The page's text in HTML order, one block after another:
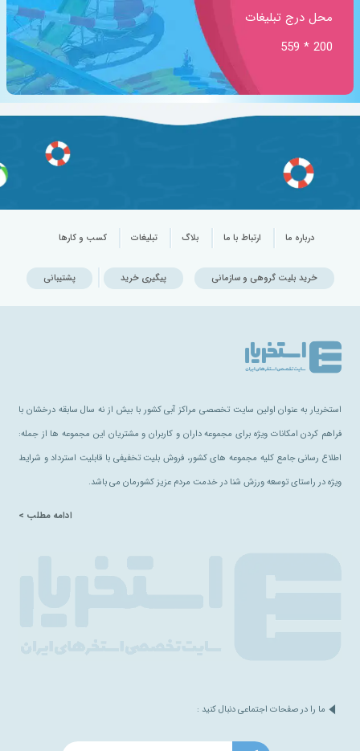
محل درج تبلیغات
200 * 559
درباره ما ارتباط با ما بلاگ تبلیغات کسب و کارها
خرید بلیت گروهی و سازمانی پیگیری خرید پشتیبانی
استخریار به عنوان اولین سایت تخصصی مراکز آبی کشور با بیش از نه سال سابقه درخشان با
فراهم کردن امکانات ویژه برای مجموعه داران و کاربران و مشتریان این مجموعه ها از جمله:
اطلاع رسانی جامع کلیه مجموعه های کشور، فروش بلیت تخفیفی با قابلیت استرداد و شرایط
ویژه در راستای توسعه ورزش شنا در خدمت مردم عزیز کشورمان می باشد.
ادامه مطلب >
ما را در صفحات اجتماعی دنبال کنید :